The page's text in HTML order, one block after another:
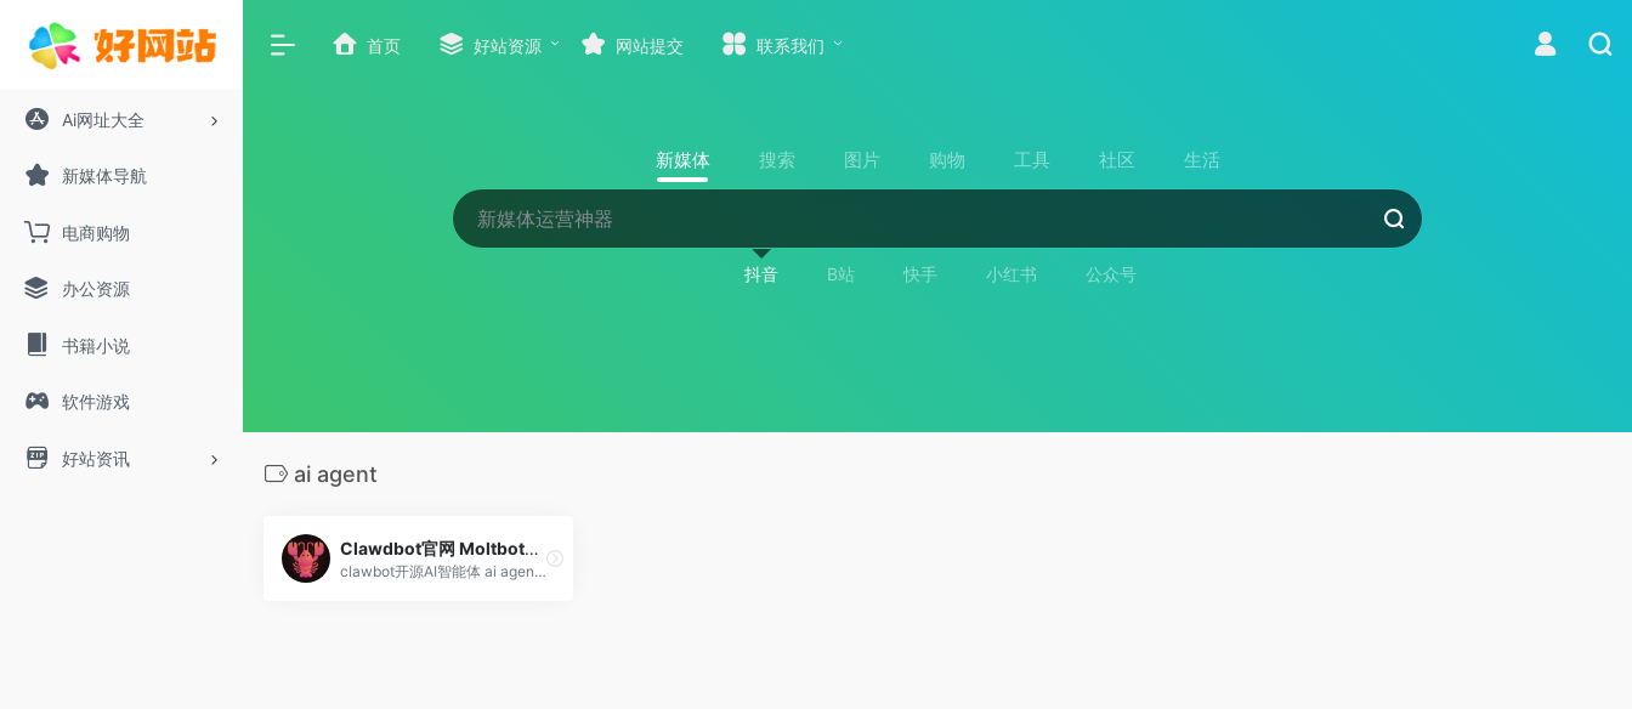
Ai网址大全
新媒体导航
电商购物
办公资源
书籍小说
软件游戏
好站资讯
首页 好站资源 网站提交 联系我们
新媒体 搜索 图片 购物 工具 社区 生活
抖音 B站 快手 小红书 公众号
ai agent
Clawdbot官网 Moltbot官网 Clawbot教程
clawbot开源AI智能体 ai agent人工智能助理